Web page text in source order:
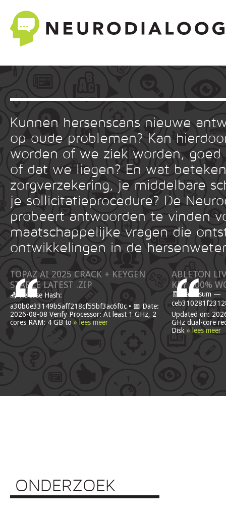
Kunnen hersenscans nieuwe
op oude problemen? Kan
worden of we ziek worden, goed
of dat we liegen? En wat
zorgverzekering, je middelbare
je sollicitatieprocedure? De
probeert antwoorden te vinden
maatschappelijke vragen die
ontwikkelingen in de
TOPAZ AI 2025 CRACK + KEYGEN
STABLE LATEST .ZIP
📤 Release Hash:
a30b0e33149b5aff218cf55bf3ac6f0c • 📅 Date:
2026-08-08 Verify Processor: At least 1 GHz, 2
cores RAM: 4 GB to » lees meer
ABLETON
KEY 100%
🧾 Hash-sum —
Updated on:
GHz dual-core
Disk » lees meer
ONDERZOEK